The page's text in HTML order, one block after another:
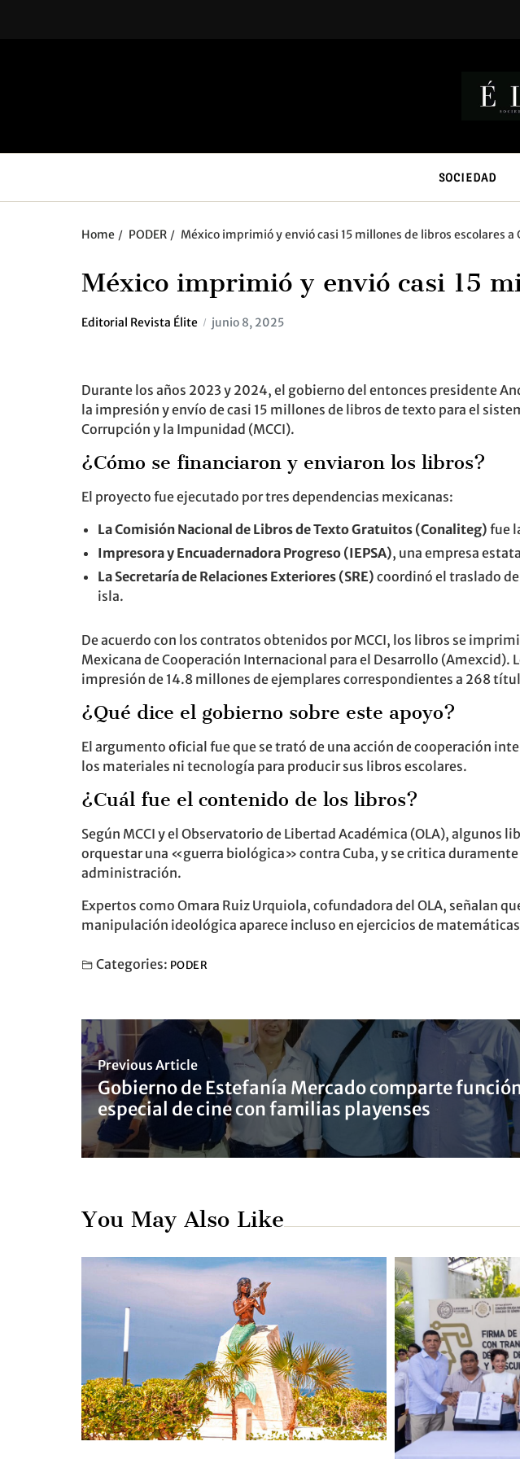
SOCIEDAD
Home PODER México imprimió y envió casi 15 millones de libros escolares a
México imprimió y envió casi 15
Editorial Revista Élite junio 8, 2025
Durante los años 2023 y 2024, el gobierno del entonces presidente
la impresión y envío de casi 15 millones de libros de texto para el
Corrupción y la Impunidad (MCCI).
¿Cómo se financiaron y enviaron los libros?
El proyecto fue ejecutado por tres dependencias mexicanas:
La Comisión Nacional de Libros de Texto Gratuitos (Conaliteg) fue
Impresora y Encuadernadora Progreso (IEPSA), una empresa
La Secretaría de Relaciones Exteriores (SRE) coordinó el traslado
isla.
De acuerdo con los contratos obtenidos por MCCI, los libros se
Mexicana de Cooperación Internacional para el Desarrollo
impresión de 14.8 millones de ejemplares correspondientes a 268
¿Qué dice el gobierno sobre este apoyo?
El argumento oficial fue que se trató de una acción de cooperación
los materiales ni tecnología para producir sus libros escolares.
¿Cuál fue el contenido de los libros?
Según MCCI y el Observatorio de Libertad Académica (OLA), algunos
orquestar una «guerra biológica» contra Cuba, y se critica
administración.
Expertos como Omara Ruiz Urquiola, cofundadora del OLA, señalan
manipulación ideológica aparece incluso en ejercicios de
Categories: PODER
Previous Article
Gobierno de Estefanía Mercado comparte
especial de cine con familias playenses
You May Also Like